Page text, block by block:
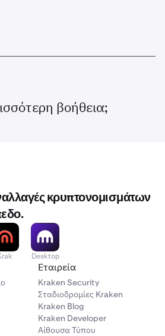
βοήθεια;
κρυπτονομισμάτων
Desktop
Εταιρεία
Kraken Security
Σταδιοδρομίες Kraken
Kraken Blog
Kraken Developer
Αίθουσα Τύπου